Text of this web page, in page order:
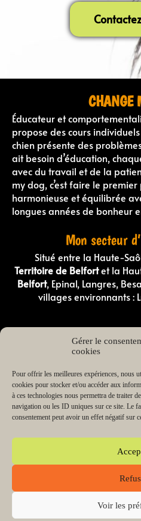
Gérer le
cookies
Pour offrir les meilleures expériences, nous
cookies pour stocker et/ou accéder aux
à ces technologies nous permettra de traiter
navigation ou les ID uniques sur ce site. Le
consentement peut avoir un effet négatif sur
Voir les
CHANGE
Éducateur et
propose des cours
chien présente des
ait besoin d’éducation,
avec du travail et de la
my dog, c’est faire le
harmonieuse et équilibrée
longues années de bonheur
Mon secteur
Situé entre la Haute-
Territoire de Belfortet la
Belfort, Epinal, Langres,
villages environnants :
Éducateur canin
Copyright © 2026
comportementaliste canin
SR